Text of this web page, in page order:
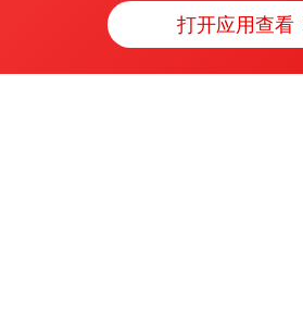
打开应用查看